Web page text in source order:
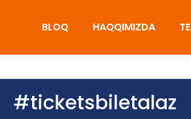
BLOQ HAQQIMIZDA
#ticketsbiletalaz